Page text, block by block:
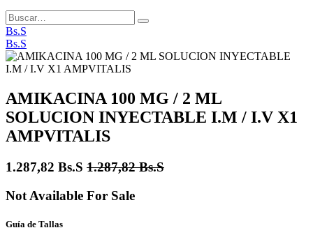
Bs.S
Bs.S
AMIKACINA 100 MG / 2 ML
SOLUCION INYECTABLE I.M / I.V X1
AMPVITALIS
1.287,82 Bs.S 1.287,82Bs.S
Not Available For Sale
Guía de Tallas